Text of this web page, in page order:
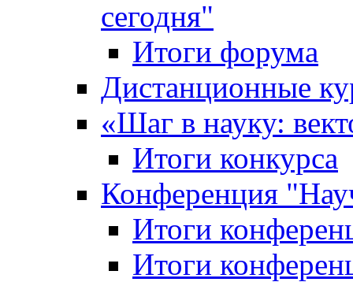
сегодня"
Итоги форума
Дистанционные
«Шаг в науку:
Итоги конкурса
Конференция
Итоги
Итоги